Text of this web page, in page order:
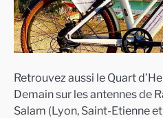
Retrouvez aussi le Quart
Demain sur les antennes de
Salam (Lyon, Saint-Etienne